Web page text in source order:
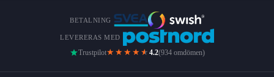
BETALNING
LEVERERAS MED
Trustpilot★★★★ ★ 4.2(934 omdömen)